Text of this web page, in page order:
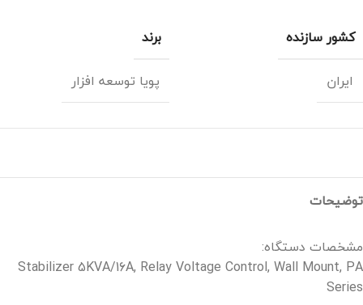
کشور سازنده
ایران
برند
پویا توسعه افزار
توضیحات
مشخصات دستگاه:
Stabilizer 5KVA/16A, Relay Voltage Control, Wall Mount, PA
Series